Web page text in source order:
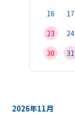
16
17
23
24
30
31
2026年11月